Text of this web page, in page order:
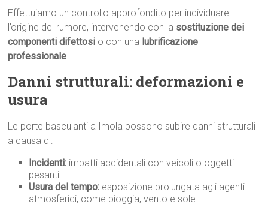
Effettuiamo un controllo approfondito per individuare
l’origine del rumore, intervenendo con la sostituzione dei
componenti difettosi o con una lubrificazione
professionale.
Danni strutturali: deformazioni e
usura
Le porte basculanti a Imola possono subire danni strutturali
a causa di:
Incidenti: impatti accidentali con veicoli o oggetti
pesanti.
Usura del tempo: esposizione prolungata agli agenti
atmosferici, come pioggia, vento e sole.